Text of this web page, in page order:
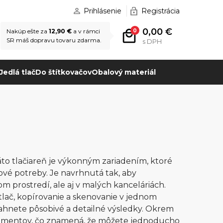
Prihlásenie Registrácia
0 0,00 €
s DPH
Nakúp ešte za 12,90 € a v rámci
SR máš dopravu tovaru zdarma.
tlačDo štítkovačovObalový materiál
tlačiareň je výkonným zariadením, ktoré
potreby. Je navrhnutá tak, aby
prostredí, ale aj v malých kanceláriách.
kopírovanie a skenovanie v jednom
pôsobivé a detailné výsledky. Okrem
čo znamená, že môžete jednoducho